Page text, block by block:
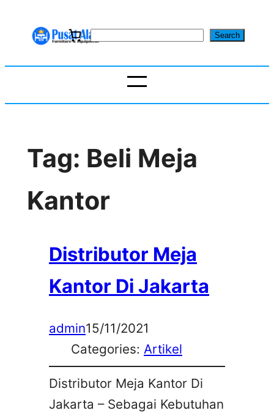
S
r
Search
Tag: Beli Meja
Kantor
Distributor Meja
Kantor Di Jakarta
admin15/11/2021
Categories: Artikel
Distributor Meja Kantor Di
Jakarta – Sebagai Kebutuhan